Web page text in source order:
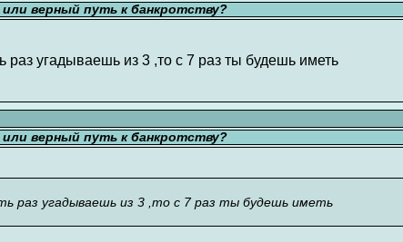
верный путь к банкротству?
раз угадываешь из 3 ,то с 7 раз ты будешь иметь
верный путь к банкротству?
раз угадываешь из 3 ,то с 7 раз ты будешь иметь